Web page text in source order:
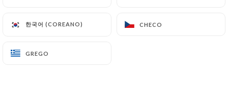
한국어 (COREANO) CHECO
GREGO
한국어 (COREANO) CHECO
GREGO